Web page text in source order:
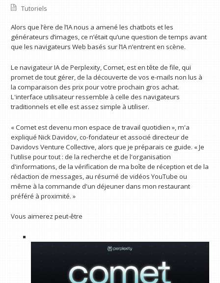
Tutoriels
Alors que l’ère de l’IA nous a amené les chatbots et les
générateurs d’images, ce n’était qu’une question de temps avant
que les navigateurs Web basés sur l’IA n’entrent en scène.
Le navigateur IA de Perplexity, Comet, est en tête de file, qui
promet de tout gérer, de la découverte de vos e-mails non lus à
la comparaison des prix pour votre prochain gros achat.
L'interface utilisateur ressemble à celle des navigateurs
traditionnels et elle est assez simple à utiliser.
« Comet est devenu mon espace de travail quotidien », m'a
expliqué Nick Davidov, co-fondateur et associé directeur de
Davidovs Venture Collective, alors que je préparais ce guide. « Je
l'utilise pour tout : de la recherche et de l'organisation
d'informations, de la vérification de ma boîte de réception et de la
rédaction de messages, au résumé de vidéos YouTube ou
même à la commande d'un déjeuner dans mon restaurant
préféré à proximité. »
Vous aimerez peut-être